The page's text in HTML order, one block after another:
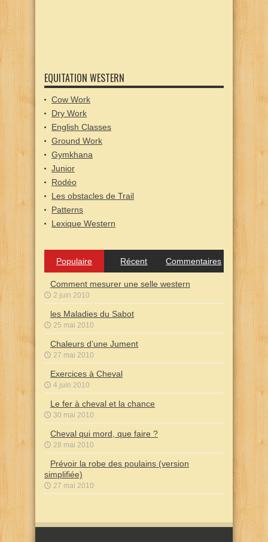
EQUITATION WESTERN
Cow Work
Dry Work
English Classes
Ground Work
Gymkhana
Junior
Rodéo
Les obstacles de Trail
Patterns
Lexique Western
Populaire Récent Commentaires
Comment mesurer une selle western
2 juin 2010
les Maladies du Sabot
25 mai 2010
Chaleurs d’une Jument
27 mai 2010
Exercices à Cheval
4 juin 2010
Le fer à cheval et la chance
30 mai 2010
Cheval qui mord, que faire ?
28 mai 2010
Prévoir la robe des poulains (version
simplifiée)
27 mai 2010